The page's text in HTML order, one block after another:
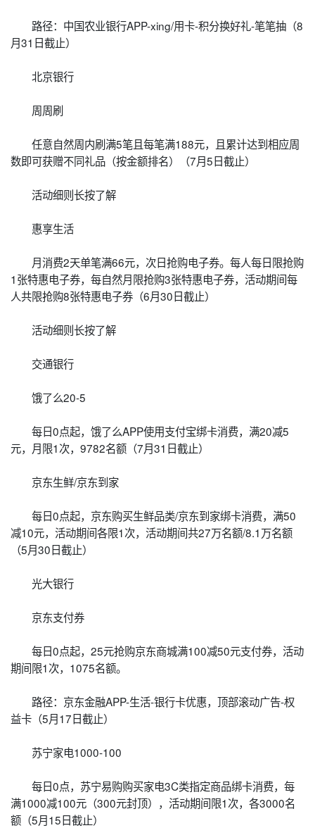
路径：中国农业银行APP-xing/用卡-积分换好礼-笔笔抽（8
月31日截止）
北京银行
周周刷
任意自然周内刷满5笔且每笔满188元，且累计达到相应周
数即可获赠不同礼品（按金额排名）（7月5日截止）
活动细则长按了解
惠享生活
月消费2天单笔满66元，次日抢购电子券。每人每日限抢购
1张特惠电子券，每自然月限抢购3张特惠电子券，活动期间每
人共限抢购8张特惠电子券（6月30日截止）
活动细则长按了解
交通银行
饿了么20-5
每日0点起，饿了么APP使用支付宝绑卡消费，满20减5
元，月限1次，9782名额（7月31日截止）
京东生鲜/京东到家
每日0点起，京东购买生鲜品类/京东到家绑卡消费，满50
减10元，活动期间各限1次，活动期间共27万名额/8.1万名额
（5月30日截止）
光大银行
京东支付券
每日0点起，25元抢购京东商城满100减50元支付券，活动
期间限1次，1075名额。
路径：京东金融APP-生活-银行卡优惠，顶部滚动广告-权
益卡（5月17日截止）
苏宁家电1000-100
每日0点，苏宁易购购买家电3C类指定商品绑卡消费，每
满1000减100元（300元封顶），活动期间限1次，各3000名
额（5月15日截止）